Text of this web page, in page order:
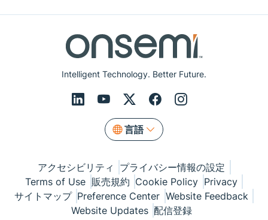
Intelligent Technology. Better Future.
言語
アクセシビリティ
プライバシー情報の設定
Terms of Use 販売規約 Cookie Policy Privacy
サイトマップ Preference Center Website Feedback
Website Updates 配信登録